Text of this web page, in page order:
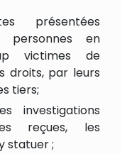
présentées
en
victimes de
droits, par leurs
tiers;
investigations
reçues, les
statuer ;